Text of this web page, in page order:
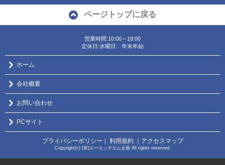
ページトップに戻る
営業時間:10:00～19:00
定休日:水曜日 年末年始
ホーム
会社概要
お問い合わせ
PCサイト
プライバシーポリシー ｜ 利用規約 ｜アクセスマップ
Copyright(c) (有)エーエッチエム企画 All rights reserved.